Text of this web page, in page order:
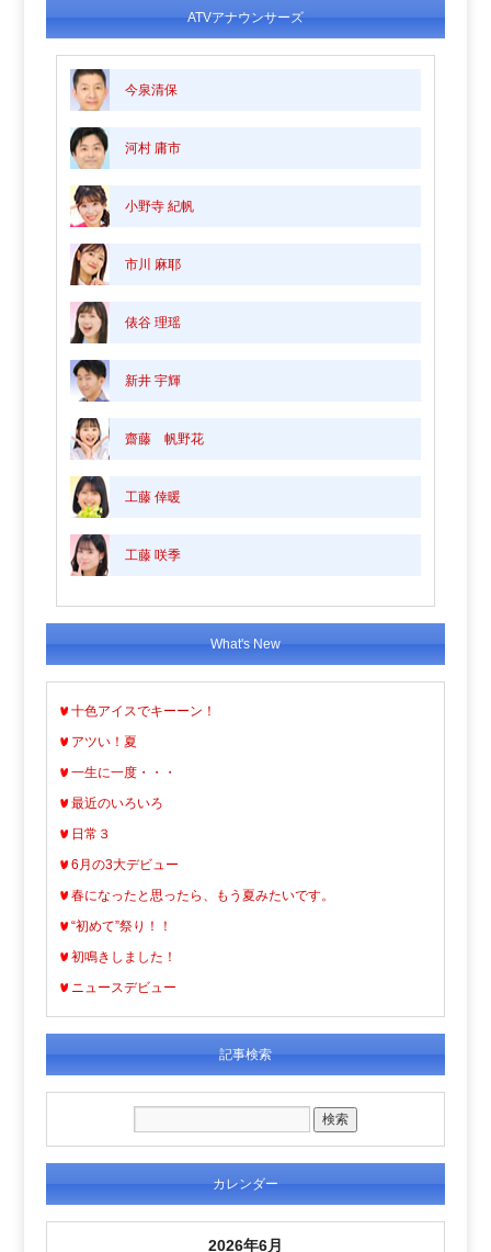
ATVアナウンサーズ
今泉清保
河村 庸市
小野寺 紀帆
市川 麻耶
俵谷 理瑶
新井 宇輝
齋藤 帆野花
工藤 倖暖
工藤 咲季
What's New
十色アイスでキーーン！
アツい！夏
一生に一度・・・
最近のいろいろ
日常３
6月の3大デビュー
春になったと思ったら、もう夏みたいです。
“初めて”祭り！！
初鳴きしました！
ニュースデビュー
記事検索
カレンダー
2026年6月